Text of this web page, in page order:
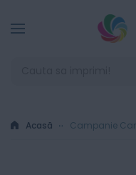
Acasă Campanie